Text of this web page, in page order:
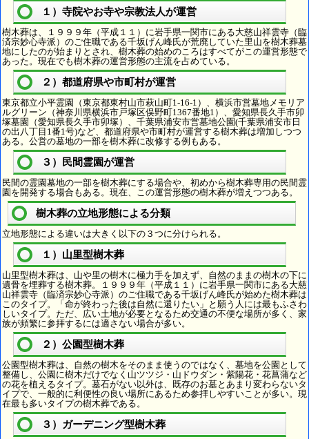
１）寺院やお寺や宗教法人が運営
樹木葬は、１９９９年（平成１１）に岩手県一関市にある大慈山祥雲寺（臨
済宗妙心寺派）のご住職である千坂げん峰氏が荒廃していた里山を樹木葬墓
地にしたのが始まりとされ、樹木葬の始めのころはすべてがこの運営形態で
あった。現在でも樹木葬の運営形態の主流を占めている。
２）都道府県や市町村が運営
東京都立小平霊園（東京都東村山市萩山町1-16-1）、横浜市営墓地メモリア
ルグリーン（神奈川県横浜市戸塚区俣野町1367番地1）、愛知県長久手市卯
塚墓園（愛知県長久手市卯塚）、千葉県浦安市営墓地公園(千葉県浦安市日
の出八丁目1番1号)など、都道府県や市町村が運営する樹木葬は増加しつつ
ある。公営の墓地の一部を樹木葬に改修する例もある。
３）民間霊園が運営
民間の霊園墓地の一部を樹木葬にする場合や、初めから樹木葬専用の民間霊
園を開発する場合もある。現在、この運営形態の樹木葬が増えつつある。
樹木葬の立地形態による分類
立地形態による違いは大きく以下の３つに分けられる。
１）山里型樹木葬
山里型樹木葬は、山や里の樹木に極力手を加えず、自然のままの樹木の下に
遺骨を埋葬する樹木葬。１９９９年（平成１１）に岩手県一関市にある大慈
山祥雲寺（臨済宗妙心寺派）のご住職である千坂げん峰氏が始めた樹木葬は
このタイプ。「命が終わった後は自然に還りたい」と願う人には最もふさわ
しいタイプ。ただ、広い土地が必要となるため交通の不便な場所が多く、家
族が頻繁に参拝するには適さない場合が多い。
２）公園型樹木葬
公園型樹木葬は、自然の樹木をそのまま使うのではなく、墓地を公園として
整備し、公園に樹木だけでなく山ツツジ・山ドウダン・紫陽花・花菖蒲など
の花を植えるタイプ。墓石がない以外は、既存のお墓とあまり変わらないタ
イプで、一般的に利便性の良い場所にあるため参拝しやすいことが多い。現
在最も多いタイプの樹木葬である。
３）ガーデニング型樹木葬